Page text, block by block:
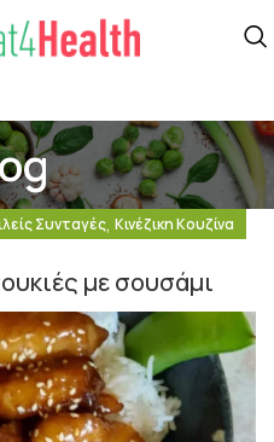
Συνταγές, Κινέζικη Κουζίνα
με σουσάμι